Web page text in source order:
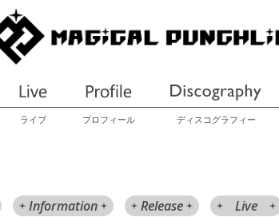
ライブ プロフィール ディスコグラフィー
Information Release Live